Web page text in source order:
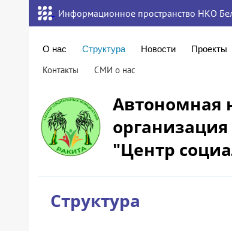
Информационное пространство НКО
О нас Структура Новости Проекты
Контакты СМИ о нас
Автономная
организация
"Центр
Структура